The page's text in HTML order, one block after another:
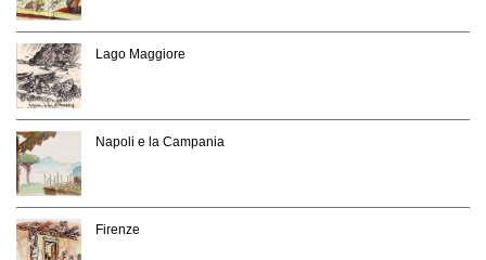
Lago Maggiore
Napoli e la Campania
Firenze